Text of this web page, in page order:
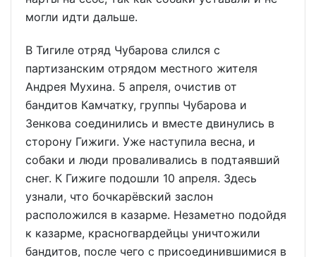
могли идти дальше.
В Тигиле отряд Чубарова слился с
партизанским отрядом местного жителя
Андрея Мухина. 5 апреля, очистив от
бандитов Камчатку, группы Чубарова и
Зенкова соединились и вместе двинулись в
сторону Гижиги. Уже наступила весна, и
собаки и люди проваливались в подтаявший
снег. К Гижиге подошли 10 апреля. Здесь
узнали, что бочкарёвский заслон
расположился в казарме. Незаметно подойдя
к казарме, красногвардейцы уничтожили
бандитов, после чего с присоединившимися в